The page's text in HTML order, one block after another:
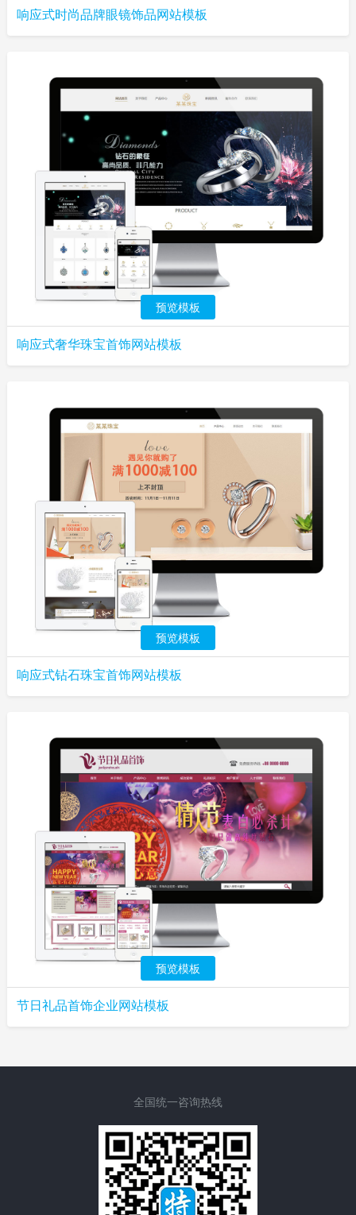
响应式时尚品牌眼镜饰品网站模板
预览模板
响应式奢华珠宝首饰网站模板
预览模板
响应式钻石珠宝首饰网站模板
预览模板
节日礼品首饰企业网站模板
全国统一咨询热线